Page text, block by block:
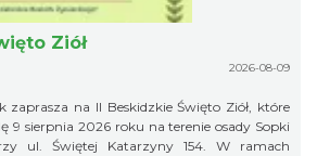
Ziół
2026-08-09
zaprasza na II Beskidzkie Święto Ziół, które
9 sierpnia 2026 roku na terenie osady Sopki
ul. Świętej Katarzyny 154. W ramach